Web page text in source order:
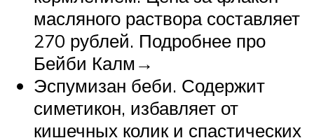
масляного раствора составляет
270 рублей. Подробнее про
Бейби Калм→
Эспумизан беби. Содержит
симетикон, избавляет от
кишечных колик и спастических